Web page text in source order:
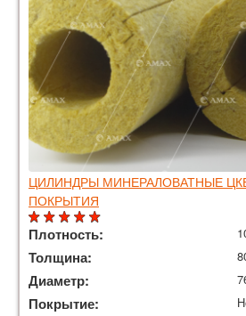
ЦИЛИНДРЫ МИНЕРАЛОВАТНЫЕ ЦКВ
ПОКРЫТИЯ
Плотность:
Толщина:
Диаметр:
Покрытие: